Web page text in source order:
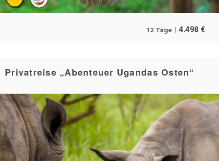
12 Tage 4.498 €
Privatreise „Abenteuer Ugandas Osten“